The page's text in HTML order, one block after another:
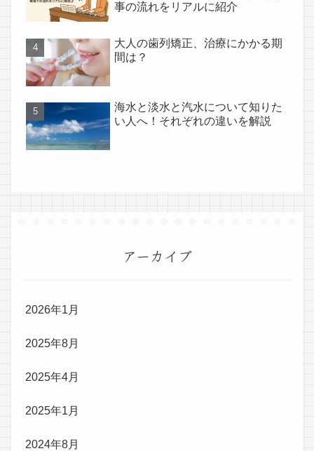
事の流れをリアルに紹介
大人の歯列矯正、治療にかかる期
間は？
海水と淡水と汽水について知りた
い人へ！それぞれの違いを解説
アーカイブ
2026年1月
2025年8月
2025年4月
2025年1月
2024年8月